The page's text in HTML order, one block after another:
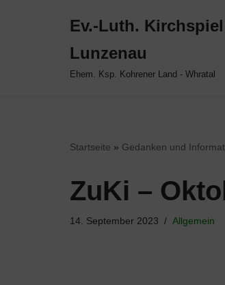
Ev.-Luth.
Lunzenau
Ehem. Ksp. Kohrener Land - Whratal
Startseite » Gedanken und
ZuKi –
14. September 2023 Allgemein